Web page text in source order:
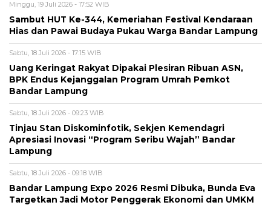
Minggu, 19 Juli 2026 - 17:52 WIB
Sambut HUT Ke-344, Kemeriahan Festival Kendaraan
Hias dan Pawai Budaya Pukau Warga Bandar Lampung
Sabtu, 18 Juli 2026 - 17:15 WIB
Uang Keringat Rakyat Dipakai Plesiran Ribuan ASN,
BPK Endus Kejanggalan Program Umrah Pemkot
Bandar Lampung
Sabtu, 18 Juli 2026 - 09:23 WIB
Tinjau Stan Diskominfotik, Sekjen Kemendagri
Apresiasi Inovasi “Program Seribu Wajah” Bandar
Lampung
Sabtu, 18 Juli 2026 - 09:18 WIB
Bandar Lampung Expo 2026 Resmi Dibuka, Bunda Eva
Targetkan Jadi Motor Penggerak Ekonomi dan UMKM